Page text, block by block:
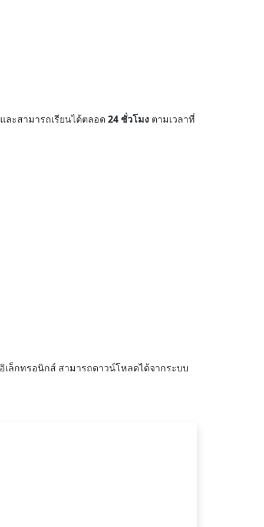
ละสามารถเรียนได้ตลอด24 ชั่วโมง ตามเวลาที่
ล็กทรอนิกส์ สามารถดาวน์โหลดได้จากระบบ